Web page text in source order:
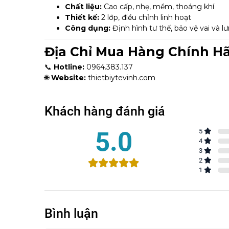
Chất liệu: Cao cấp, nhẹ, mềm, thoáng khí
Thiết kế: 2 lớp, điều chỉnh linh hoạt
Công dụng: Định hình tư thế, bảo vệ vai và
Địa Chỉ Mua Hàng Chính
📞 Hotline: 0964.383.137
🌐Website: thietbiytevinh.com
Khách hàng đánh giá
5.0 5
4
3
2
1
Bình luận